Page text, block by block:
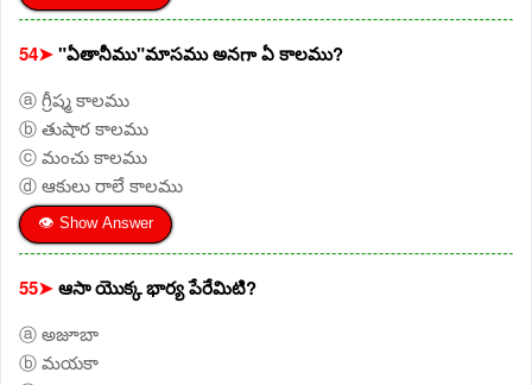
54➤"ఏతానీము"మాసము అనగా ఏ కాలము?
ⓐ గ్రీష్మ కాలము
ⓑ తుషార కాలము
ⓒ మంచు కాలము
ⓓ ఆకులు రాలే కాలము
👁 Show Answer
55➤ఆసా యొక్క భార్య పేరేమిటి?
ⓐ అజూబా
ⓑ మయకా